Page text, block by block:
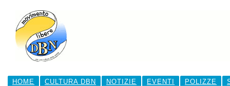
contenuti.
navigazione
Sezioni
HOME
CULTURA DBN NOTIZIE EVENTI POLIZZE